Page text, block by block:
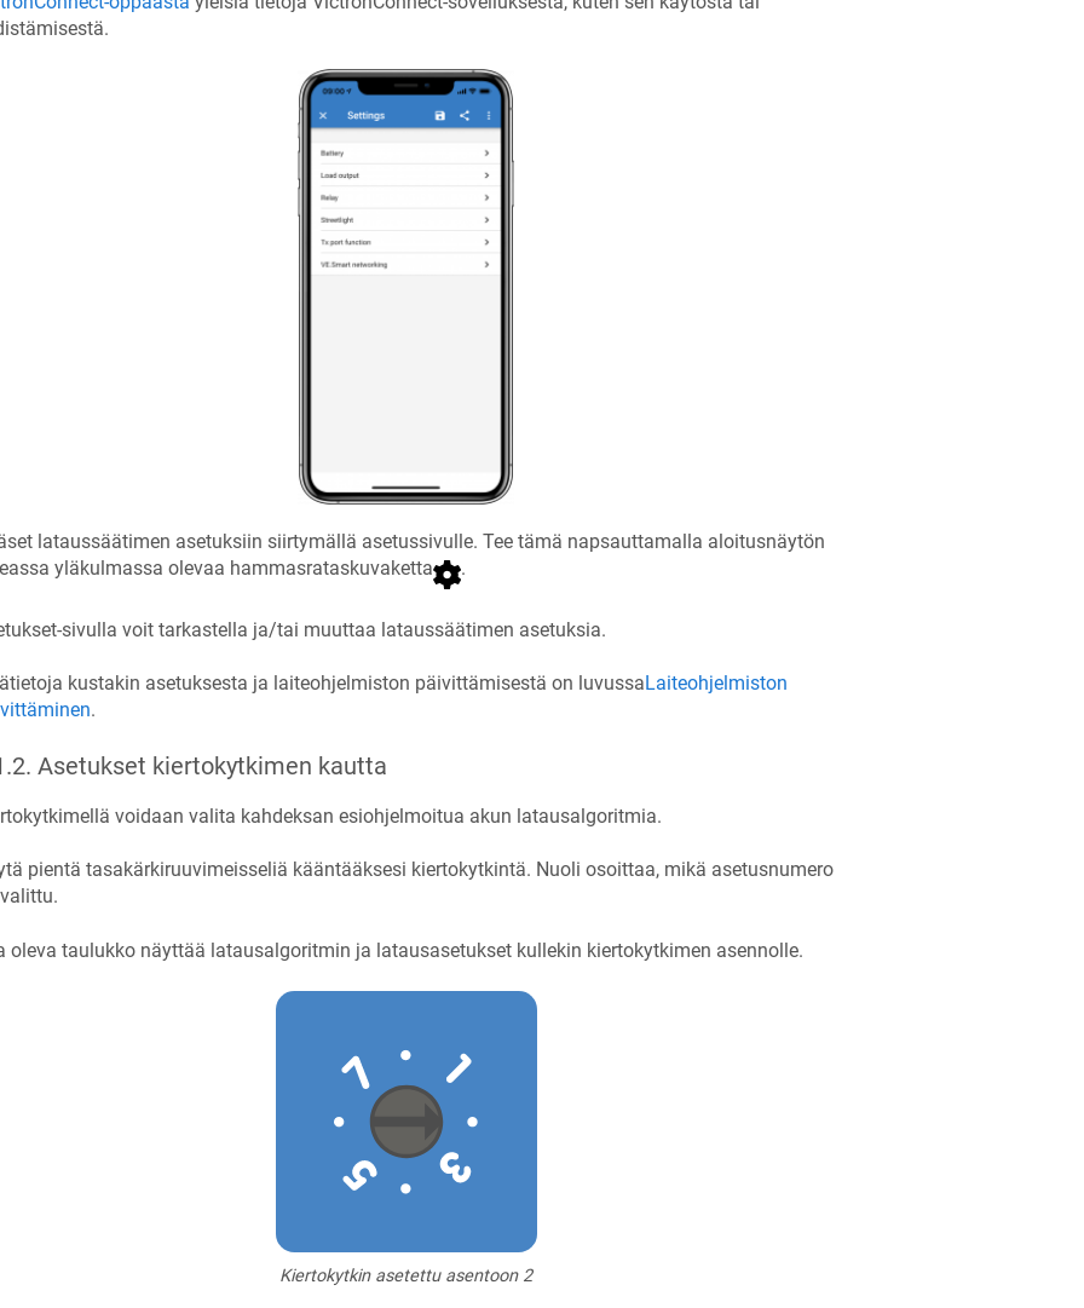
lataussäätimen asetuksiin siirtymällä asetussivulle. Tee tämä napsauttamalla aloitusnäytön
yläkulmassa olevaa hammasrataskuvaketta
.
sivulla voit tarkastella ja/tai muuttaa lataussäätimen asetuksia.
kustakin asetuksesta ja laiteohjelmiston päivittämisestä on luvussaLaiteohjelmiston
.
. Asetukset kiertokytkimen kautta
voidaan valita kahdeksan esiohjelmoitua akun latausalgoritmia.
pientä tasakärkiruuvimeisseliä kääntääksesi kiertokytkintä. Nuoli osoittaa, mikä asetusnumero
oleva taulukko näyttää latausalgoritmin ja latausasetukset kullekin kiertokytkimen asennolle.
Kiertokytkin asetettu asentoon 2